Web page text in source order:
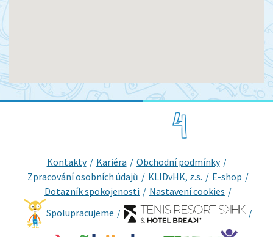
Kontakty Kariéra
Obchodní podmínky
Zpracování osobních údajů
KLIDvHK, z.s.
E-shop
Dotazník spokojenosti
Nastavení cookies
Spolupracujeme